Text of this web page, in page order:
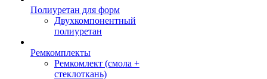
Полиуретан для форм
Двухкомпонентный
полиуретан
Ремкомплекты
Ремкомлект (смола +
стеклоткань)